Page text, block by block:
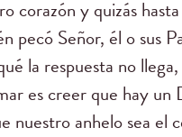
corazón y quizás
pecó Señor, él o sus
la respuesta no
es creer que hay un
nuestro anhelo sea el